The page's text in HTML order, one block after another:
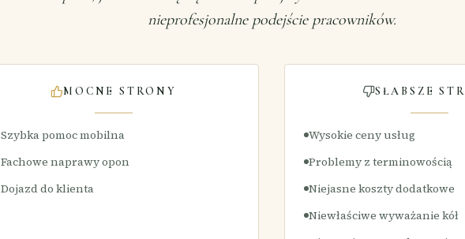
nieprofesjonalne podejście pracowników.
MOCNE STRONY
Szybka pomoc mobilna
Fachowe naprawy opon
Dojazd do klienta
SŁABSZE
Wysokie ceny usług
Problemy z terminowością
Niejasne koszty dodatkowe
Niewłaściwe wyważanie kół